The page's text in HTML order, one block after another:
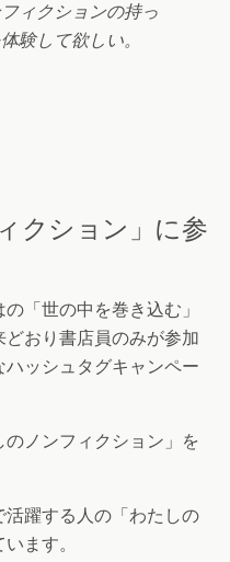
ィクションの持っ
験して欲しい。
クション」に参
「世の中を巻き込む」
おり書店員のみが参加
ッシュタグキャンペー
ノンフィクション」を
躍する人の「わたしの
ます。